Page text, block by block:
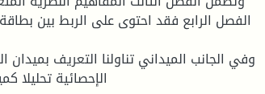
الفصل الرابع فقد احتوى على الربط بين
وفي الجانب الميداني تناولنا التعريف بميدان
الإحصائية